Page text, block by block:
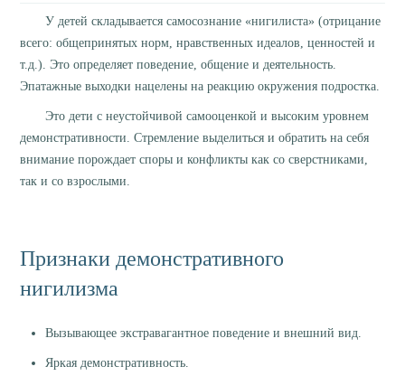
У детей складывается самосознание «нигилиста» (отрицание
всего: общепринятых норм, нравственных идеалов, ценностей и
т.д.). Это определяет поведение, общение и деятельность.
Эпатажные выходки нацелены на реакцию окружения подростка.
Это дети с неустойчивой самооценкой и высоким уровнем
демонстративности. Стремление выделиться и обратить на себя
внимание порождает споры и конфликты как со сверстниками,
так и со взрослыми.
Признаки демонстративного
нигилизма
Вызывающее экстравагантное поведение и внешний вид.
Яркая демонстративность.